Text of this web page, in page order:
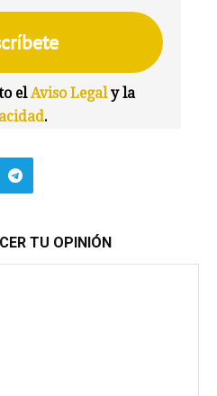
elAviso Legaly la
.
TU OPINIÓN